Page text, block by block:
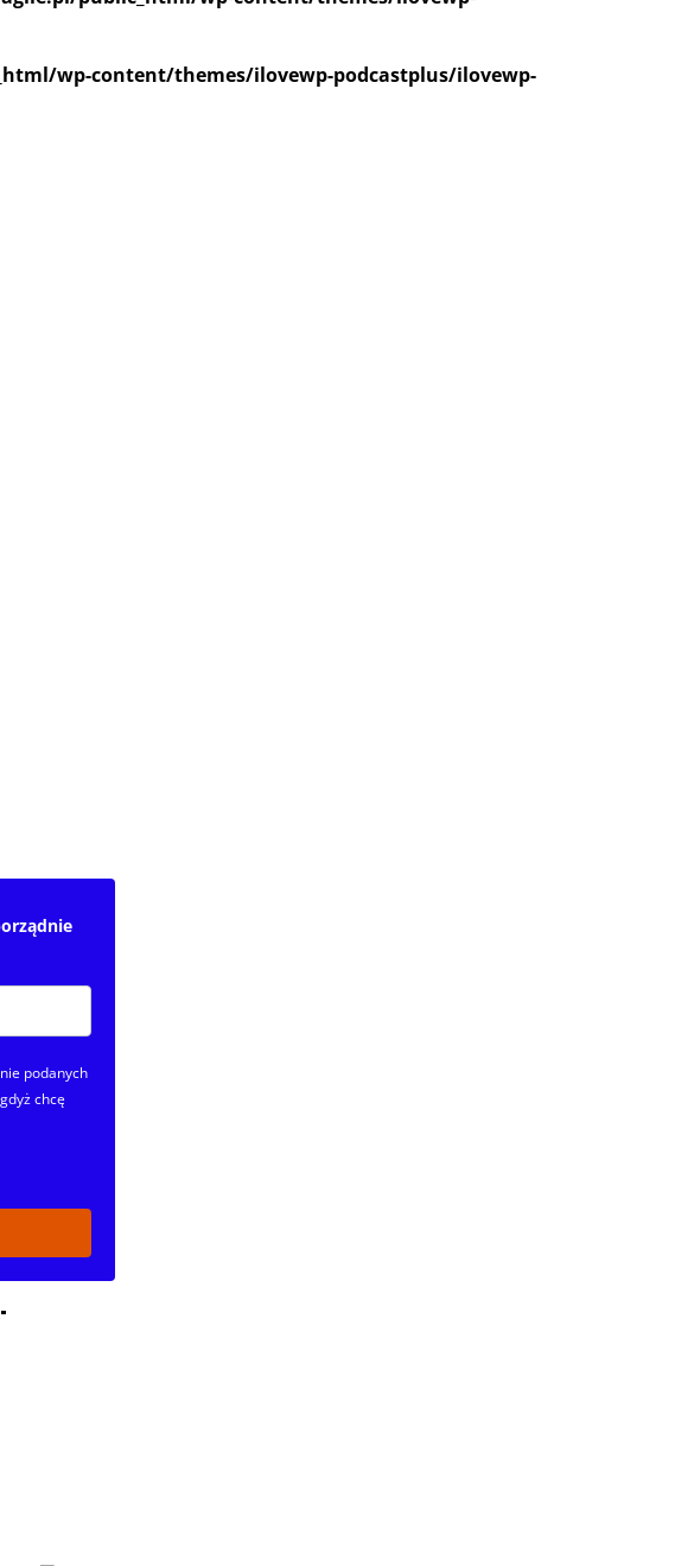
wp-content/themes/ilovewp-podcastplus/ilovewp-
podanych
chcę